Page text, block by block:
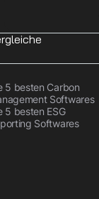
5 besten Carbon
Softwares
5 besten ESG
Softwares